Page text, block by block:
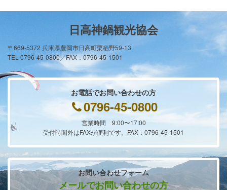
日高神鍋観光協会
〒669-5372 兵庫県豊岡市日高町栗栖野59-13
TEL 0796-45-0800／FAX：0796-45-1501
お電話でお問い合わせの方
0796-45-0800
営業時間 9:00〜17:00
受付時間外はFAXが便利です。FAX：0796-45-1501
お問い合わせフォーム
メールでお問い合わせの方